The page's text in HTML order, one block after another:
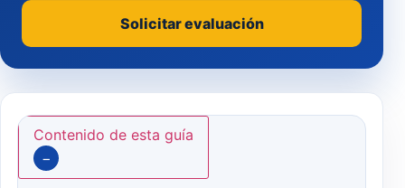
Contenido de esta guía
−
Solicitar evaluación